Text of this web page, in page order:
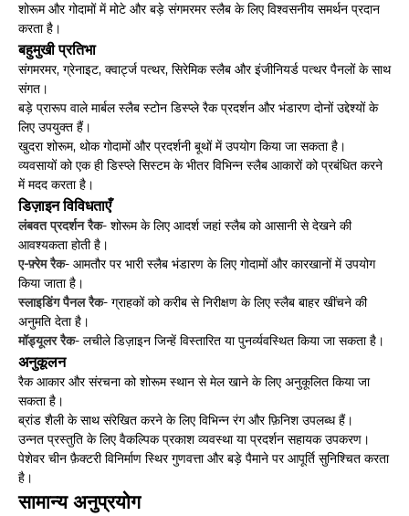
शोरूम और गोदामों में मोटे और बड़े संगमरमर स्लैब के लिए विश्वसनीय समर्थन प्रदान
करता है।
बहुमुखी प्रतिभा
संगमरमर, ग्रेनाइट, क्वार्ट्ज पत्थर, सिरेमिक स्लैब और इंजीनियर्ड पत्थर पैनलों के साथ
संगत।
बड़े प्रारूप वाले मार्बल स्लैब स्टोन डिस्प्ले रैक प्रदर्शन और भंडारण दोनों उद्देश्यों के
लिए उपयुक्त हैं।
खुदरा शोरूम, थोक गोदामों और प्रदर्शनी बूथों में उपयोग किया जा सकता है।
व्यवसायों को एक ही डिस्प्ले सिस्टम के भीतर विभिन्न स्लैब आकारों को प्रबंधित करने
में मदद करता है।
डिज़ाइन विविधताएँ
लंबवत प्रदर्शन रैक- शोरूम के लिए आदर्श जहां स्लैब को आसानी से देखने की
आवश्यकता होती है।
ए-फ़्रेम रैक- आमतौर पर भारी स्लैब भंडारण के लिए गोदामों और कारखानों में उपयोग
किया जाता है।
स्लाइडिंग पैनल रैक- ग्राहकों को करीब से निरीक्षण के लिए स्लैब बाहर खींचने की
अनुमति देता है।
मॉड्यूलर रैक- लचीले डिज़ाइन जिन्हें विस्तारित या पुनर्व्यवस्थित किया जा सकता है।
अनुकूलन
रैक आकार और संरचना को शोरूम स्थान से मेल खाने के लिए अनुकूलित किया जा
सकता है।
ब्रांड शैली के साथ संरेखित करने के लिए विभिन्न रंग और फ़िनिश उपलब्ध हैं।
उन्नत प्रस्तुति के लिए वैकल्पिक प्रकाश व्यवस्था या प्रदर्शन सहायक उपकरण।
पेशेवर चीन फ़ैक्टरी विनिर्माण स्थिर गुणवत्ता और बड़े पैमाने पर आपूर्ति सुनिश्चित करता
है।
सामान्य अनुप्रयोग